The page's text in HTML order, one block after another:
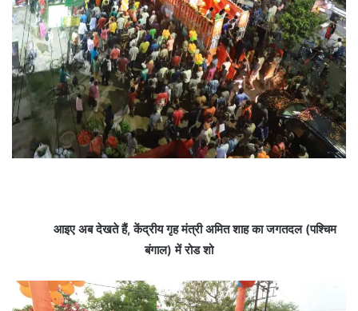
आइए अब देखते हैं, केंद्रीय गृह मंत्री अमित शाह का जगतदल (पश्चिम
बंगाल) में रोड शो